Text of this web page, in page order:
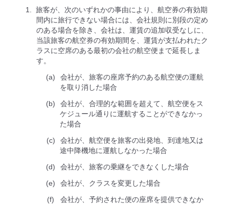
旅客が、次のいずれかの事由により、航空券の有効期
間内に旅行できない場合には、会社規則に別段の定め
のある場合を除き、会社は、運賃の追加収受なしに、
当該旅客の航空券の有効期間を、運賃が支払われたク
ラスに空席のある最初の会社の航空便まで延⻑しま
す。
会社が、旅客の座席予約のある航空便の運航
を取り消した場合
会社が、合理的な範囲を超えて、航空便をス
ケジュール通りに運航することができなかっ
た場合
会社が、航空便を旅客の出発地、到達地又は
途中降機地に運航しなかった場合
会社が、旅客の乗継をできなくした場合
会社が、クラスを変更した場合
会社が、予約された便の座席を提供できなか